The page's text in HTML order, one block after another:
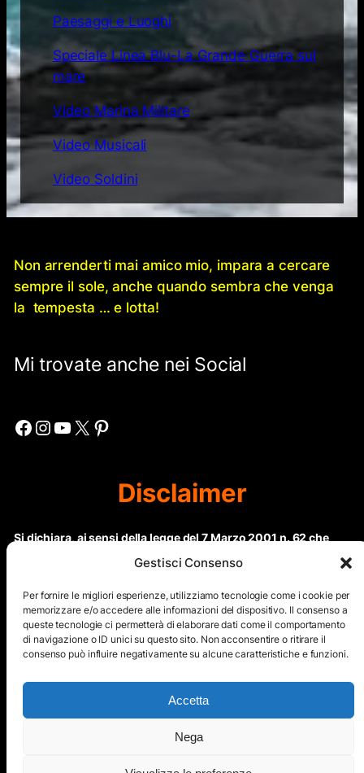
Gestisci Consenso
Per fornire le migliori esperienze, utilizziamo tecnologie come i cookie per
memorizzare e/o accedere alle informazioni del dispositivo. Il consenso a
queste tecnologie ci permetterà di elaborare dati come il comportamento
di navigazione o ID unici su questo sito. Non acconsentire o ritirare il
consenso può influire negativamente su alcune caratteristiche e funzioni.
Accetta
Nega
Paesaggi e Luoghi
Speciale Linea Blu-La Grande Guerra sul
mare
Video Marina Militare
Video Musicali
Video Soldini
Non arrenderti mai amico mio, impara a cercare
sempre il sole, anche quando sembra che venga
la tempesta … e lotta!
Mi trovate anche nei Social
Facebook Instagram YouTube X Pinterest
Disclaimer
Si dichiara, ai sensi della legge del 7 Marzo 2001 n. 62 che
questo sito non rientra nella categoria di “Informazione
regolari. Le immagini dei collaboratori detentori del
Copyright © sono riproducibili solo dietro specifica
autorizzazione. Il contenuto del sito, comprensivo di testi e
immagini, eccetto dove espressamente specificato, è
protetto da Copyright © e non può essere riprodotto e
diffuso tramite nessun mezzo elettronico o cartaceo senza
esplicita autorizzazione scritta da parte dello staff di ”Il Mare
nel cuore”